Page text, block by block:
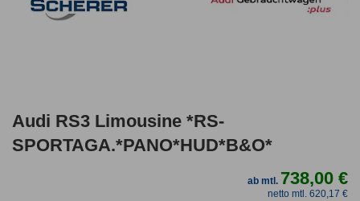
Audi RS3 Limousine *RS-
SPORTAGA.*PANO*HUD*B&O*
ab mtl. 738,00 €
netto mtl. 620,17 €